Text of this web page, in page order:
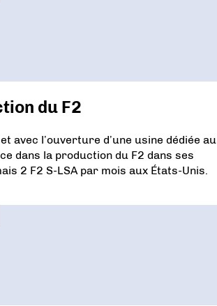
du F2
avec l’ouverture d’une usine dédiée au
dans la production du F2 dans ses
2 F2 S-LSA par mois aux États-Unis.